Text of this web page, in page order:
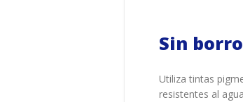
Sin
Utiliza tintas
resistentes al